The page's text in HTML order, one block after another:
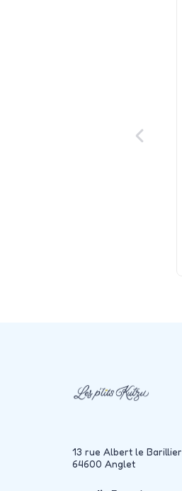
13 rue Albert le Barillier
64600 Anglet